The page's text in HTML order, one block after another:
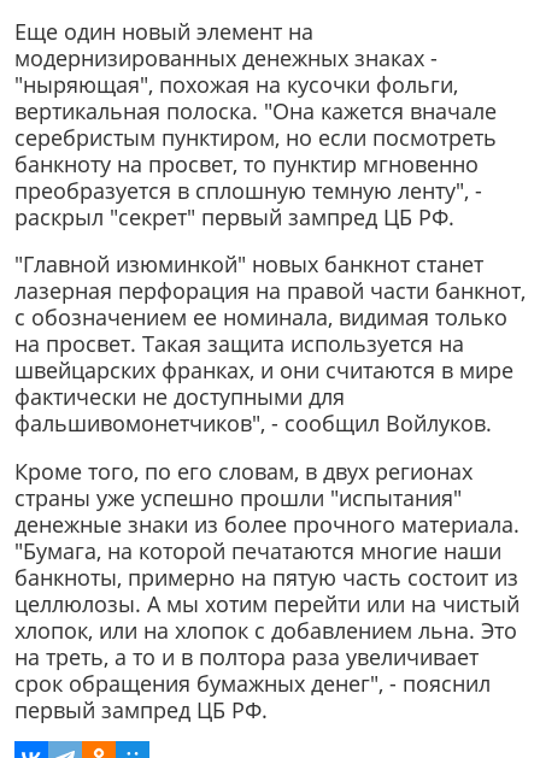
Еще один новый элемент на
модернизированных денежных знаках -
"ныряющая", похожая на кусочки фольги,
вертикальная полоска. "Она кажется вначале
серебристым пунктиром, но если посмотреть
банкноту на просвет, то пунктир мгновенно
преобразуется в сплошную темную ленту", -
раскрыл "секрет" первый зампред ЦБ РФ.
"Главной изюминкой" новых банкнот станет
лазерная перфорация на правой части банкнот,
с обозначением ее номинала, видимая только
на просвет. Такая защита используется на
швейцарских франках, и они считаются в мире
фактически не доступными для
фальшивомонетчиков", - сообщил Войлуков.
Кроме того, по его словам, в двух регионах
страны уже успешно прошли "испытания"
денежные знаки из более прочного материала.
"Бумага, на которой печатаются многие наши
банкноты, примерно на пятую часть состоит из
целлюлозы. А мы хотим перейти или на чистый
хлопок, или на хлопок с добавлением льна. Это
на треть, а то и в полтора раза увеличивает
срок обращения бумажных денег", - пояснил
первый зампред ЦБ РФ.